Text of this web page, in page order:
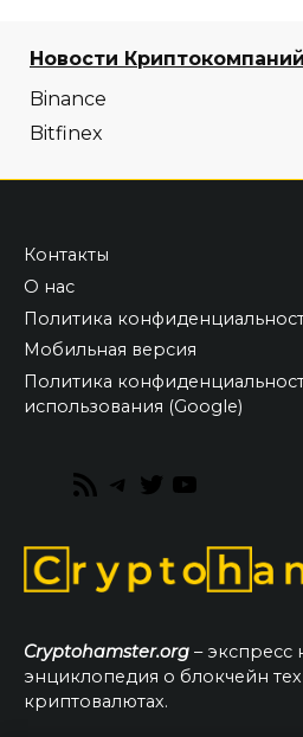
Новости Криптокомпаний
Binance
Bitfinex
Контакты
О нас
Политика
Мобильная версия
Политика
использования (Google)
RSS
Telegram
Twitter
Cryptohamster.org – экспресс
энциклопедия о блокчейн
криптовалютах.